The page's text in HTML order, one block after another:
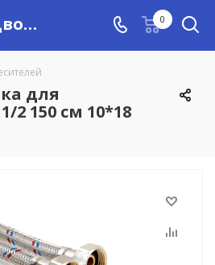
Гибкая подводка для смесителей ГШ1/2 150 см 10*18 CETUS купить в Алматы с доставкой по Казахстану, цены 0
для
2 150 см 10*18